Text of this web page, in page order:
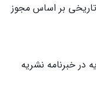
بر اساس مجوز
در خبرنامه نشریه